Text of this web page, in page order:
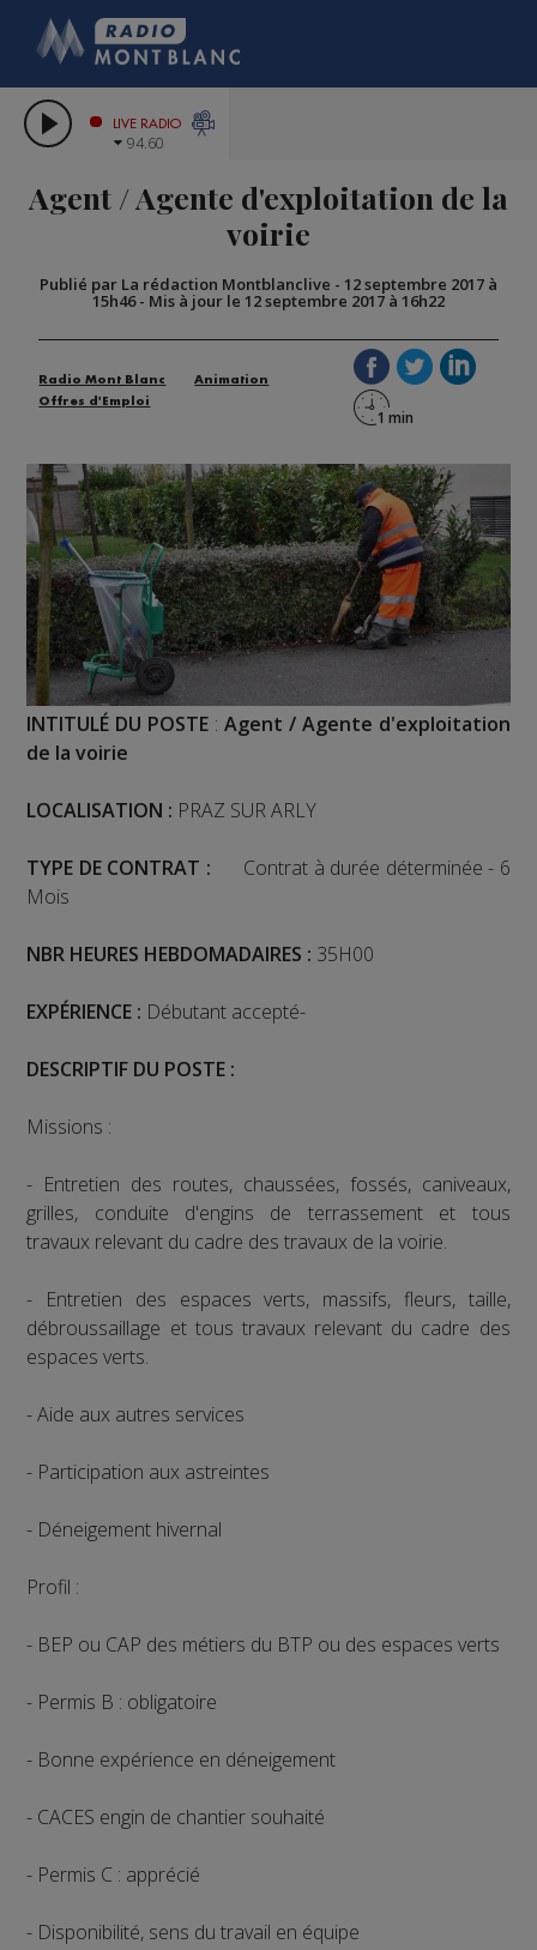
GRAND MASSIF DOMAINES
BIGARD
LIVE RADIO
94.60
Agent / Agente d'exploitation de la
voirie
Publié par La rédaction Montblanclive - 12 septembre 2017 à
15h46- Mis à jour le 12 septembre 2017 à 16h22
Radio Mont Blanc
Animation
Offres d'Emploi
INTITULÉ DU POSTE : Agent / Agente d'exploitation
de la voirie
LOCALISATION : PRAZ SUR ARLY
TYPE DE CONTRAT : Contrat à durée déterminée - 6
Mois
NBR HEURES HEBDOMADAIRES : 35H00
EXPÉRIENCE : Débutant accepté-
DESCRIPTIF DU POSTE :
Missions :
- Entretien des routes, chaussées, fossés, caniveaux,
grilles, conduite d'engins de terrassement et tous
travaux relevant du cadre des travaux de la voirie.
- Entretien des espaces verts, massifs, fleurs, taille,
débroussaillage et tous travaux relevant du cadre des
espaces verts.
- Aide aux autres services
- Participation aux astreintes
- Déneigement hivernal
Profil :
- BEP ou CAP des métiers du BTP ou des espaces verts
- Permis B : obligatoire
- Bonne expérience en déneigement
- CACES engin de chantier souhaité
- Permis C : apprécié
- Disponibilité, sens du travail en équipe